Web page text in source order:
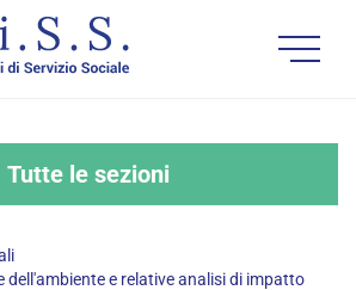
dell'ambiente e relative analisi di impatto
Tutte le sezioni